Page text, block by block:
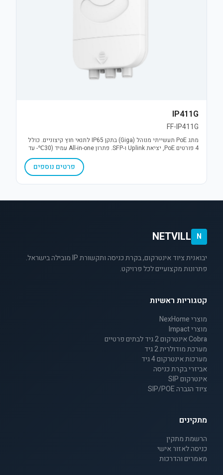
IP411G
FF-IP411G
מתג PoE תעשייתי מנוהל (Giga) בתקן IP65 לתנאי חוץ קיצוניים. כולל
4 פורטים PoE, יציאת Uplink ו-SFP. פתרון All-in-one עמיד (30℃- עד
פרטים נוספים
N
NETVILL
יבואנית ציוד אינטרקום, בקרת כניסה ותקשורת IP מובילה בישראל.
פתרונות מקצועיים לכל פרויקט.
קטגוריות ראשיות
מוצרי NexHome
מוצרי Impact
Cobra אינטרקום 2 גיד לבתים פרטיים
מערכת מודולרית 2 גיד
מערכות אינטרקום 4 גיד
אביזרי בקרת כניסה
אינטרקום SIP
ציוד הגברה SIP/POE
מתקינים
הרשמת מתקין
כניסה לאזור אישי
מאמרים והדרכות